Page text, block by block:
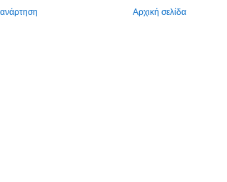
Αρχική σελίδα